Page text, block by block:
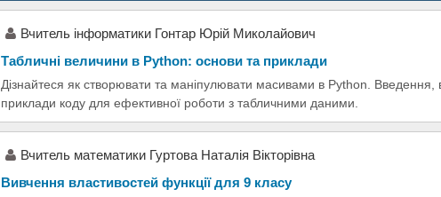
Вчитель інформатики Гонтар Юрій Миколайович
Табличні величини в Python: основи та приклади
Дізнайтеся як створювати та маніпулювати масивами в Python. Введення,
приклади коду для ефективної роботи з табличними даними.
Вчитель математики Гуртова Наталія Вікторівна
Вивчення властивостей функції для 9 класу